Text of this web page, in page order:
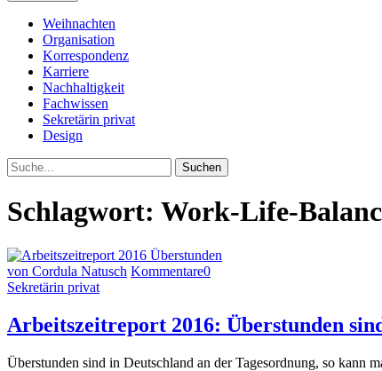
Weihnachten
Organisation
Korrespondenz
Karriere
Nachhaltigkeit
Fachwissen
Sekretärin privat
Design
Suche
Schlagwort: Work-Life-
von Cordula Natusch Kommentare0
Sekretärin privat
Arbeitszeitreport 2016: Überstunden
Überstunden sind in Deutschland an der Tagesordnung, so kann